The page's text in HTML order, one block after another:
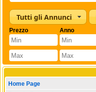
Tutti gli Annunci
Prezzo Anno
Home Page